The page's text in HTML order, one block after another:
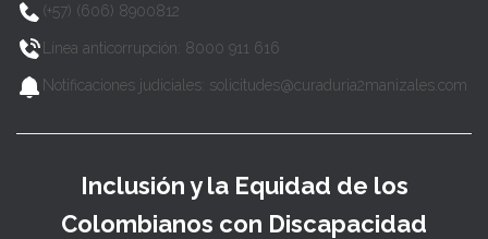
(+57) (606) 8900812
Línea anticorrupción: 8000 911 616
Notificaciones judiciales: solicitudes@curaduria2manizales.com
Inclusión y la Equidad de los
Colombianos con Discapacidad